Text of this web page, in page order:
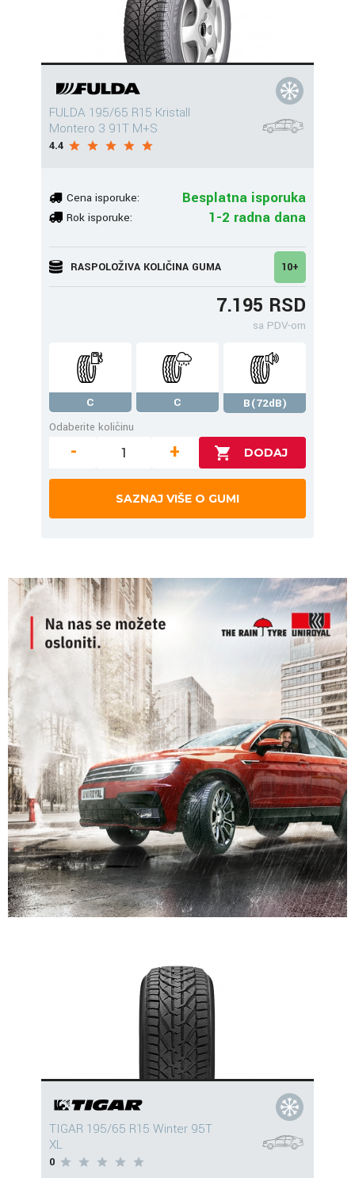
FULDA 195/65 R15 Kristall
Montero 3 91T M+S
4.4
Cena isporuke: Besplatna isporuka
Rok isporuke: 1-2 radna dana
RASPOLOŽIVA KOLIČINA GUMA 10+
7.195 RSD
sa PDV-om
C C
B(72dB)
Odaberite količinu
- +
SAZNAJ VIŠE O GUMI
TIGAR 195/65 R15 Winter 95T
XL
0